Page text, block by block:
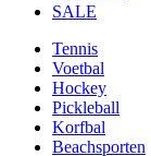
SALE
Tennis
Voetbal
Hockey
Pickleball
Korfbal
Beachsporten